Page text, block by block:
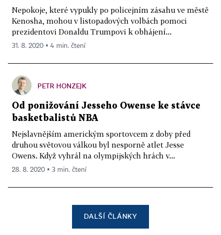
Nepokoje, které vypukly po policejním zásahu ve městě
Kenosha, mohou v listopadových volbách pomoci
prezidentovi Donaldu Trumpovi k obhájení...
31. 8. 2020 ▪ 4 min. čtení
PETR HONZEJK
Od ponižování Jesseho Owense ke stávce
basketbalistů NBA
Nejslavnějším americkým sportovcem z doby před
druhou světovou válkou byl nesporně atlet Jesse
Owens. Když vyhrál na olympijských hrách v...
28. 8. 2020 ▪ 3 min. čtení
DALŠÍ ČLÁNKY